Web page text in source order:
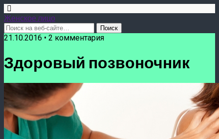
Женское лицо
21.10.2016 • 2 комментария
Здоровый позвоночник